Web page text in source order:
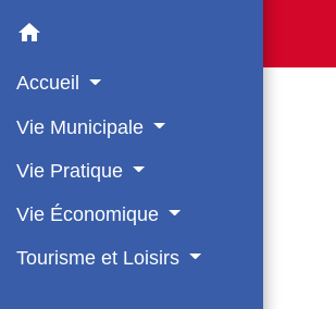
home
Accueil
Vie Municipale
Vie Pratique
Vie Économique
Tourisme et Loisirs